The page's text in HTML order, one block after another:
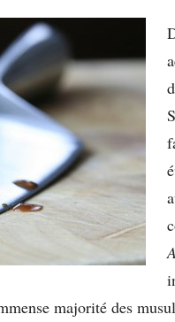
majorité des